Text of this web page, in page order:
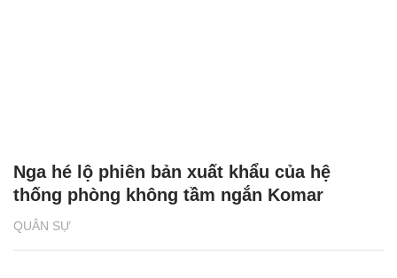
QUÂN SỰ
Nga hé lộ phiên bản xuất khẩu của hệ
thống phòng không tầm ngắn Komar